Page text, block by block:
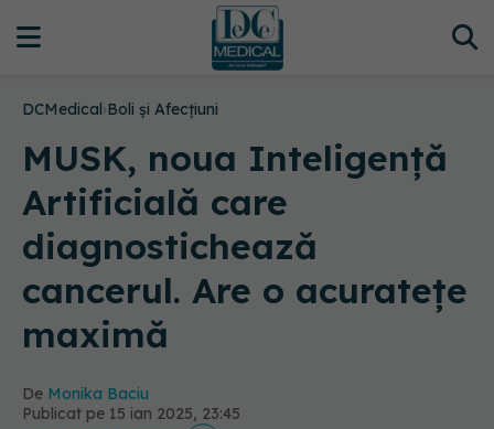
DCMedical›Boli și Afecțiuni
MUSK, noua Inteligență
Artificială care
diagnostichează
cancerul. Are o acuratețe
maximă
De Monika Baciu
Publicat pe 15 ian 2025, 23:45